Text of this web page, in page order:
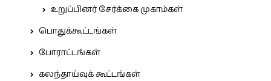
உறுப்பினர் சேர்க்கை முகாம்கள்
பொதுக்கூட்டங்கள்
போராட்டங்கள்
கலந்தாய்வுக் கூட்டங்கள்